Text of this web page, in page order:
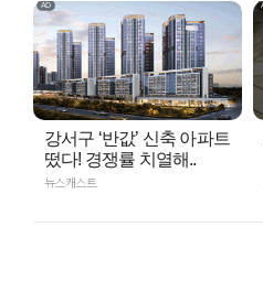
강서구 ‘반값’ 신축 아파트
떴다! 경쟁률 치열해..
뉴스캐스트